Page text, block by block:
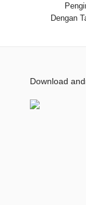
Dengan
Download